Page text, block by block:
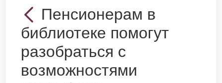
Пенсионерам в
библиотеке помогут
разобраться с
возможностями